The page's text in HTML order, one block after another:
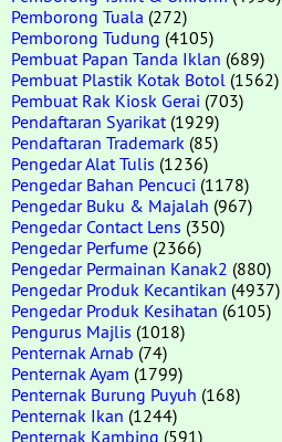
Pemborong Tuala (272)
Pemborong Tudung (4105)
Pembuat Papan Tanda Iklan (689)
Pembuat Plastik Kotak Botol (1562)
Pembuat Rak Kiosk Gerai (703)
Pendaftaran Syarikat (1929)
Pendaftaran Trademark (85)
Pengedar Alat Tulis (1236)
Pengedar Bahan Pencuci (1178)
Pengedar Buku & Majalah (967)
Pengedar Contact Lens (350)
Pengedar Perfume (2366)
Pengedar Permainan Kanak2 (880)
Pengedar Produk Kecantikan (4937)
Pengedar Produk Kesihatan (6105)
Pengurus Majlis (1018)
Penternak Arnab (74)
Penternak Ayam (1799)
Penternak Burung Puyuh (168)
Penternak Ikan (1244)
Penternak Kambing (591)